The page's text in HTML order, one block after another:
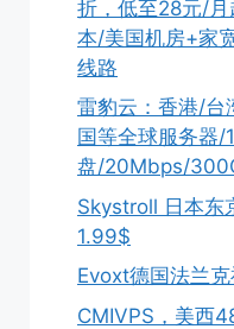
折，低至28元/
本/美国机房+家
线路
雷豹云：香港/台
国等全球服务器/
盘/20Mbps/
Skystroll 日本东
1.99$
Evoxt德国法兰
CMIVPS，美西